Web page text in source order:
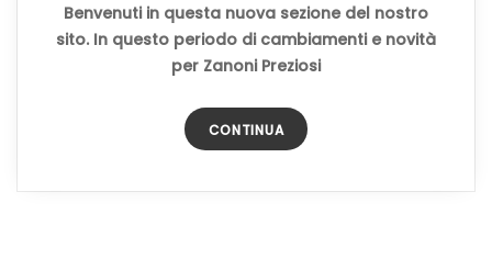
Benvenuti in questa nuova sezione del nostro
sito. In questo periodo di cambiamenti e novità
per Zanoni Preziosi
CONTINUA